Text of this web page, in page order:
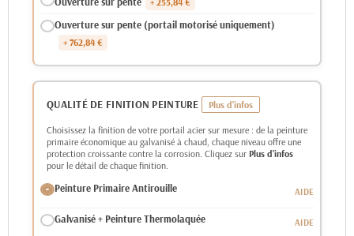
Ouverture sur pente (portail motorisé uniquement)
+ 762,84 €
QUALITÉ DE FINITION PEINTURE
Choisissez la finition de votre portail acier sur mesure : de la peinture
primaire économique au galvanisé à chaud, chaque niveau offre une
protection croissante contre la corrosion. Cliquez sur Plus d'infos
pour le détail de chaque finition.
Peinture Primaire Antirouille
Galvanisé + Peinture Thermolaquée